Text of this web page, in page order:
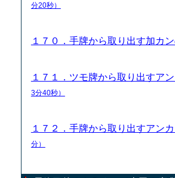
分20秒）
１７０．手牌から取り出す加カ
１７１．ツモ牌から取り出すア
3分40秒）
１７２．手牌から取り出すアン
分）